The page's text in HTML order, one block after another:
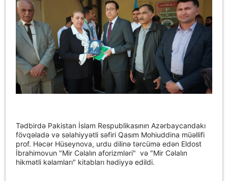
Tədbirdə Pakistan İslam Respublikasının Azərbaycandakı
fövqəladə və səlahiyyətli səfiri Qasım Mohiuddina müəllifi
prof. Həcər Hüseynova, urdu dilinə tərcümə edən Eldost
İbrahimovun "Mir Cəlalın aforizmləri" və "Mir Cəlalın
hikmətli kəlamları" kitabları hədiyyə edildi.